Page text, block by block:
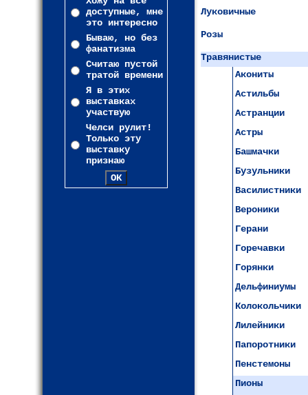
доступные, мне
это интересно
Бываю, но без
фанатизма
Считаю пустой
тратой времени
Я в этих
выставках
участвую
Челси рулит!
Только эту
выставку
признаю
Луковичные
Розы
Травянистые
Акониты
Астильбы
Астранции
Астры
Башмачки
Бузульники
Василистники
Вероники
Герани
Горечавки
Горянки
Дельфиниумы
Колокольчики
Лилейники
Папоротники
Пенстемоны
Пионы